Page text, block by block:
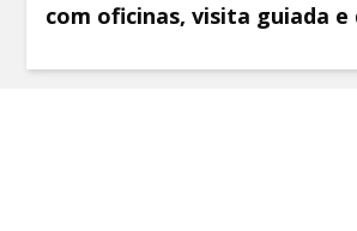
com oficinas, visita guiada e